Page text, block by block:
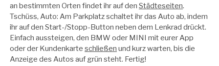
an bestimmten Orten findet ihr auf den Städteseiten.
Tschüss, Auto: Am Parkplatz schaltet ihr das Auto ab, indem
ihr auf den Start-/Stopp-Button neben dem Lenkrad drückt.
Einfach aussteigen, den BMW oder MINI mit eurer App
oder der Kundenkarte schließen und kurz warten, bis die
Anzeige des Autos auf grün steht. Fertig!